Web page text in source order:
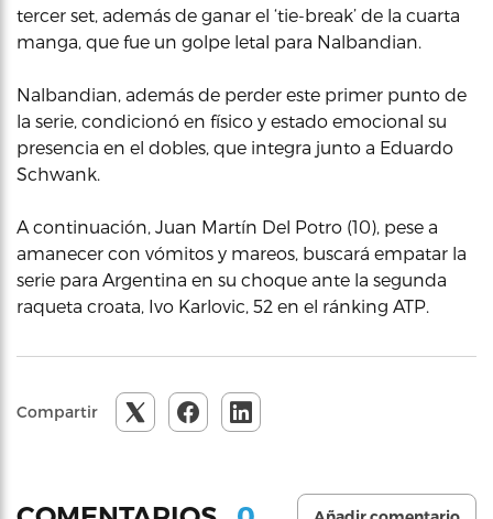
tercer set, además de ganar el ‘tie-break’ de la cuarta
manga, que fue un golpe letal para Nalbandian.
Nalbandian, además de perder este primer punto de
la serie, condicionó en físico y estado emocional su
presencia en el dobles, que integra junto a Eduardo
Schwank.
A continuación, Juan Martín Del Potro (10), pese a
amanecer con vómitos y mareos, buscará empatar la
serie para Argentina en su choque ante la segunda
raqueta croata, Ivo Karlovic, 52 en el ránking ATP.
Compartir